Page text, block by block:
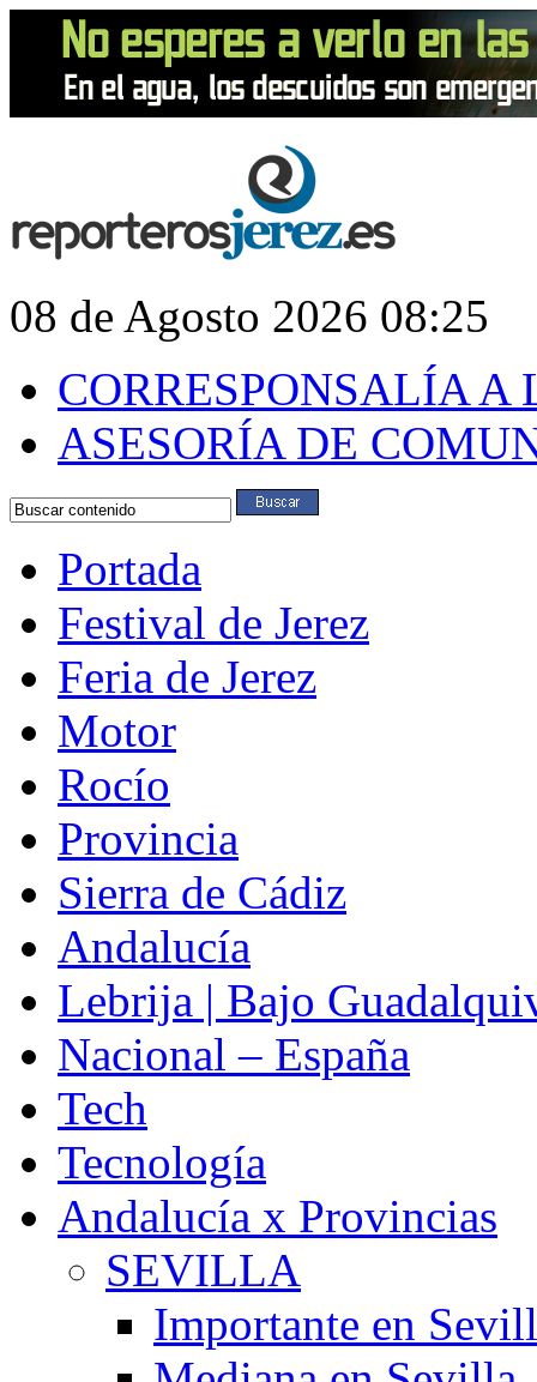
08 de Agosto 2026 08:25
CORRESPONSALÍA A
ASESORÍA DE
Portada
Festival de Jerez
Feria de Jerez
Motor
Rocío
Provincia
Sierra de Cádiz
Andalucía
Lebrija | Bajo
Nacional – España
Tech
Tecnología
Andalucía x Provincias
SEVILLA
Importante en